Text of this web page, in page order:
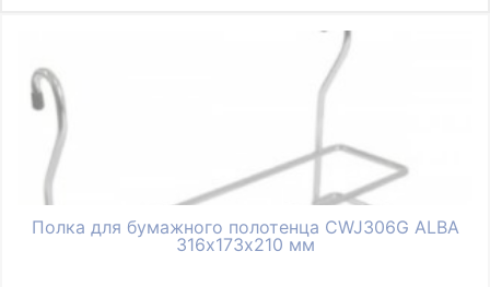
Полка для бумажного полотенца CWJ306G ALBA
316х173х210 мм